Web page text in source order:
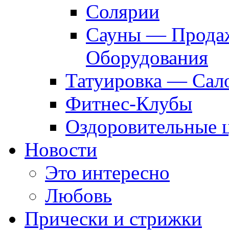
Солярии
Сауны —
Оборудования
Татуировка —
Фитнес-Клубы
Оздоровительные
Новости
Это интересно
Любовь
Прически и стрижки